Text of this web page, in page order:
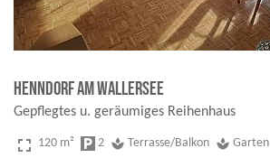
Henndorf am Wallersee
Gepflegtes u. geräumiges Reihenhaus
fullscreen 120 m² local_parking 2 spa Terrasse/Balkon spa Garten